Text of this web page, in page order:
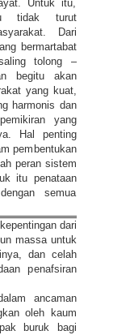
Untuk itu,
tidak turut
Dari
bermartabat
tolong –
begitu akan
yang kuat,
harmonis dan
yang
Hal penting
pembentukan
peran sistem
itu penataan
semua
dari
massa untuk
dan celah
penafsiran
ancaman
oleh kaum
buruk bagi